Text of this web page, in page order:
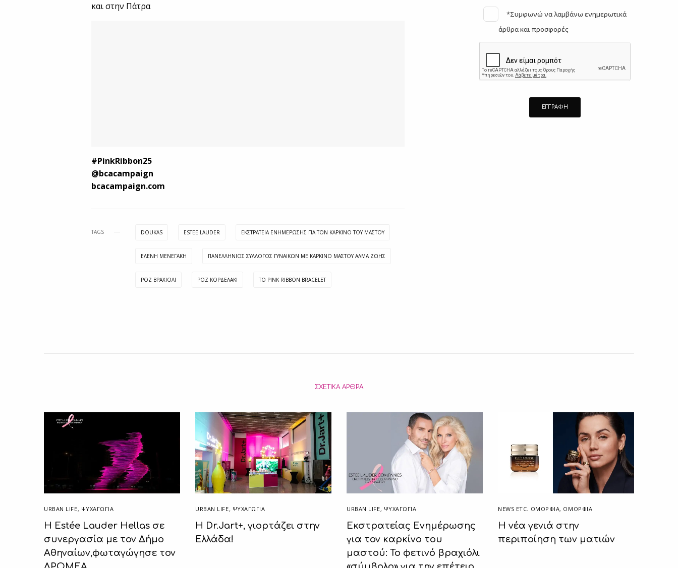
και στην Πάτρα
#PinkRibbon25
@bcacampaign
bcacampaign.com
TAGS DOUKAS ESTEE LAUDER ΕΚΣΤΡΑΤΕΊΑ ΕΝΗΜΈΡΩΣΗΣ ΓΙΑ ΤΟΝ ΚΑΡΚΊΝΟ ΤΟΥ ΜΑΣΤΟΎ
ΕΛΈΝΗ ΜΕΝΕΓΆΚΗ ΠΑΝΕΛΛΉΝΙΟΣ ΣΎΛΛΟΓΟΣ ΓΥΝΑΙΚΏΝ ΜΕ ΚΑΡΚΊΝΟ ΜΑΣΤΟΎ ΑΛΜΑ ΖΩΉΣ
ΡΟΖ ΒΡΑΧΙΌΛΙ ΡΟΖ ΚΟΡΔΕΛΆΚΙ ΤΟ PINK RIBBON BRACELET
*Συμφωνώ να λαμβάνω ενημερωτικά
άρθρα και προσφορές
ΣΧΕΤΙΚΆ ΆΡΘΡΑ
URBAN LIFE, ΨΥΧΑΓΩΓΙΑ
Η Estée Lauder Hellas σε
συνεργασία με τον Δήμο
Αθηναίων,φωταγώγησε τον
URBAN LIFE, ΨΥΧΑΓΩΓΙΑ
Η Dr.Jart+, γιορτάζει στην
Ελλάδα!
URBAN LIFE, ΨΥΧΑΓΩΓΙΑ
Εκστρατείας Ενημέρωσης
για τον καρκίνο του
μαστού: Το φετινό βραχιόλι
NEWS ETC. ΟΜΟΡΦΙΆ, ΟΜΟΡΦΙΑ
H νέα γενιά στην
περιποίηση των ματιών